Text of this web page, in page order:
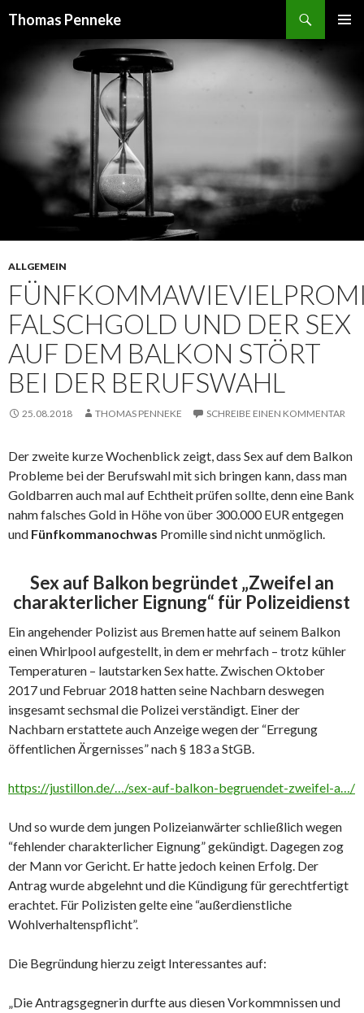
Thomas Penneke
INHALT
ALLGEMEIN
FALSCHGOLD UND DER SEX
AUF DEM BALKON STÖRT
BEI DER BERUFSWAHL
25.08.2018 THOMAS PENNEKE SCHREIBE EINEN KOMMENTAR
Der zweite kurze Wochenblick zeigt, dass Sex auf dem Balkon
Probleme bei der Berufswahl mit sich bringen kann, dass man
Goldbarren auch mal auf Echtheit prüfen sollte, denn eine Bank
nahm falsches Gold in Höhe von über 300.000 EUR entgegen
und Fünfkommanochwas Promille sind nicht unmöglich.
Sex auf Balkon begründet „Zweifel an
charakterlicher Eignung“ für Polizeidienst
Ein angehender Polizist aus Bremen hatte auf seinem Balkon
einen Whirlpool aufgestellt, in dem er mehrfach – trotz kühler
Temperaturen – lautstarken Sex hatte. Zwischen Oktober
2017 und Februar 2018 hatten seine Nachbarn deswegen
insgesamt sechsmal die Polizei verständigt. Einer der
Nachbarn erstattete auch Anzeige wegen der “Erregung
öffentlichen Ärgernisses” nach § 183 a StGB.
https://justillon.de/…/sex-auf-balkon-begruendet-zweifel-a…/
Und so wurde dem jungen Polizeianwärter schließlich wegen
“fehlender charakterlicher Eignung” gekündigt. Dagegen zog
der Mann vor Gericht. Er hatte jedoch keinen Erfolg. Der
Antrag wurde abgelehnt und die Kündigung für gerechtfertigt
erachtet. Für Polizisten gelte eine “außerdienstliche
Wohlverhaltenspflicht”.
Die Begründung hierzu zeigt Interessantes auf:
„Die Antragsgegnerin durfte aus diesen Vorkommnissen und